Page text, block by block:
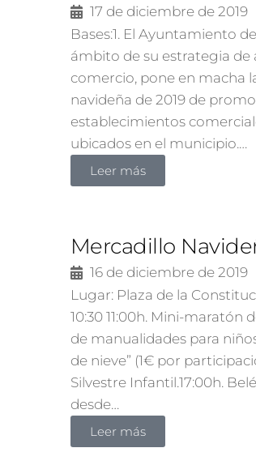
17 de diciembre de 2019
Bases:1. El Ayuntamiento
ámbito de su estrategia de
comercio, pone en macha
navideña de 2019 de
establecimientos
ubicados en el municipio.…
Leer más
Mercadillo
16 de diciembre de 2019
Lugar: Plaza de la
10:30 11:00h. Mini-maratón
de manualidades para
de nieve” (1€ por
Silvestre Infantil.17:00h.
desde…
Leer más